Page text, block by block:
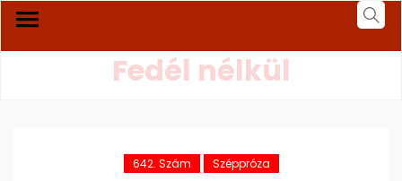
Fedél nélkül
642. Szám Széppróza